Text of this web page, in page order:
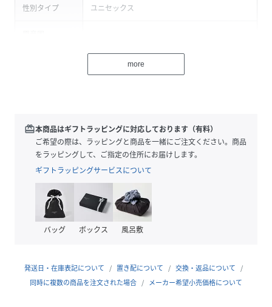
性別タイプ ユニセックス
BBG5049941A0003-o-1 MV9789
more
redeem本商品はギフトラッピングに対応しております（有料）
ご希望の際は、ラッピングと商品を一緒にご注文ください。商品
をラッピングして、ご指定の住所にお届けします。
ギフトラッピングサービスについて
バッグ ボックス 風呂敷
発送日・在庫表記について 置き配について
交換・返品について
同時に複数の商品を注文された場合
メーカー希望小売価格について